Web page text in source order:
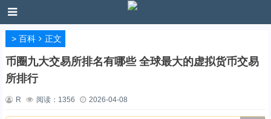
> 百科 正文
币圈九大交易所排名有哪些 全球最大的虚拟货币交易
所排行
R 阅读： 1356 2026-04-08